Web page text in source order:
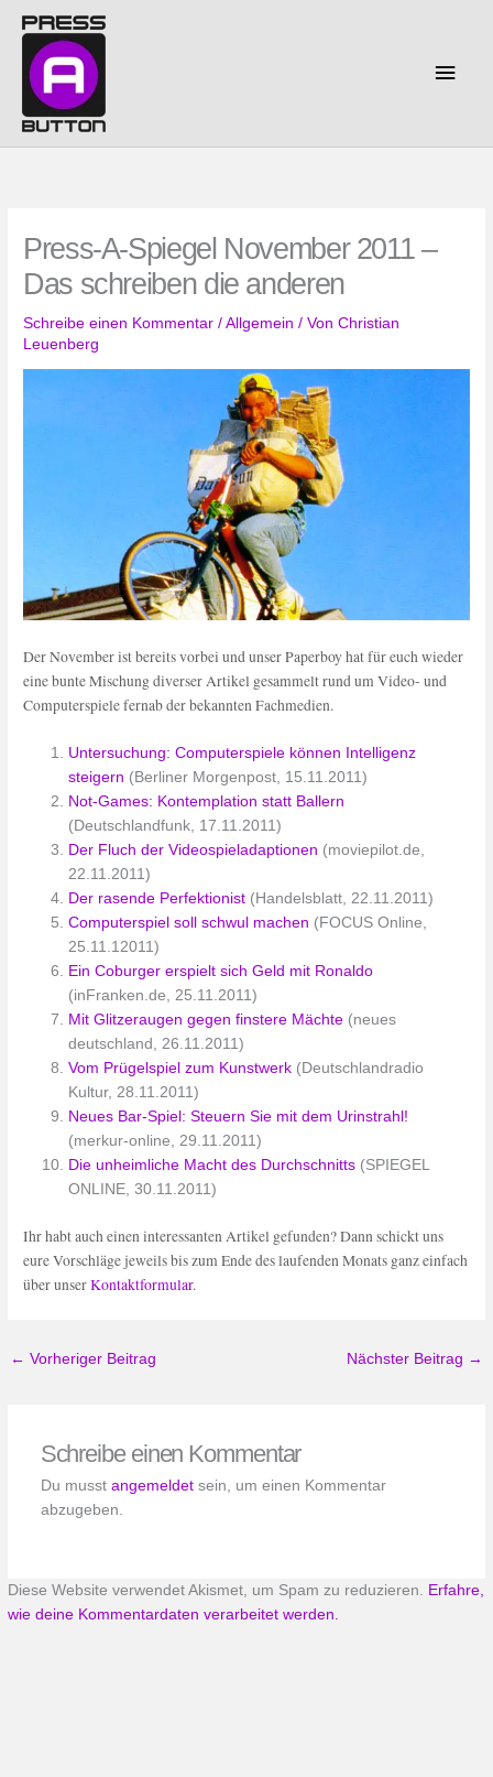
Inhalt
springen
Press-A-Spiegel November 2011 –
Das schreiben die anderen
Schreibe einen Kommentar /Allgemein / VonChristian
Leuenberg
Der November ist bereits vorbei und unser Paperboy hat für euch wieder
eine bunte Mischung diverser Artikel gesammelt rund um Video- und
Computerspiele fernab der bekannten Fachmedien.
Untersuchung: Computerspiele können Intelligenz
steigern (Berliner Morgenpost, 15.11.2011)
Not-Games: Kontemplation statt Ballern
(Deutschlandfunk, 17.11.2011)
Der Fluch der Videospieladaptionen (moviepilot.de,
22.11.2011)
Der rasende Perfektionist (Handelsblatt, 22.11.2011)
Computerspiel soll schwul machen (FOCUS Online,
25.11.12011)
Ein Coburger erspielt sich Geld mit Ronaldo
(inFranken.de, 25.11.2011)
Mit Glitzeraugen gegen finstere Mächte (neues
deutschland, 26.11.2011)
Vom Prügelspiel zum Kunstwerk (Deutschlandradio
Kultur, 28.11.2011)
Neues Bar-Spiel: Steuern Sie mit dem Urinstrahl!
(merkur-online, 29.11.2011)
Die unheimliche Macht des Durchschnitts (SPIEGEL
ONLINE, 30.11.2011)
Ihr habt auch einen interessanten Artikel gefunden? Dann schickt uns
eure Vorschläge jeweils bis zum Ende des laufenden Monats ganz einfach
über unserKontaktformular.
← Vorheriger Beitrag Nächster Beitrag →
Schreibe einen Kommentar
Du musst angemeldetsein, um einen Kommentar
abzugeben.
Diese Website verwendet Akismet, um Spam zu reduzieren. Erfahre,
wie deine Kommentardaten verarbeitet werden.